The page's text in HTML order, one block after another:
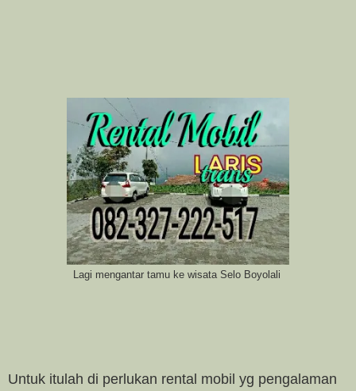
Lagi mengantar tamu ke wisata Selo Boyolali
Untuk itulah di perlukan rental mobil yg pengalaman